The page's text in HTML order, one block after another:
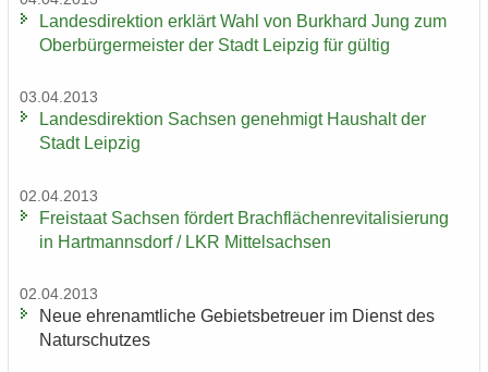
Lan­des­di­rek­ti­on er­klärt Wahl von Burk­hard Jung zum
Ober­bür­ger­meis­ter der Stadt Leip­zig für gül­tig
03.04.2013
Lan­des­di­rek­ti­on Sach­sen ge­neh­migt Haus­halt der
Stadt Leip­zig
02.04.2013
Frei­staat Sach­sen för­dert Brach­flä­chen­re­vi­ta­li­sie­rung
in Hart­manns­dorf / LKR Mit­tel­sach­sen
02.04.2013
Neue eh­ren­amt­li­che Ge­biets­be­treu­er im Dienst des
Na­tur­schut­zes